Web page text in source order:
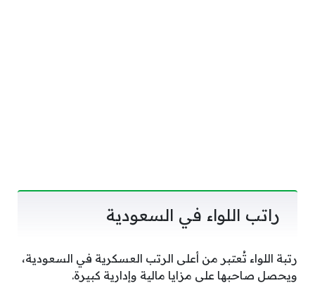
راتب اللواء في السعودية
رتبة اللواء تُعتبر من أعلى الرتب العسكرية في السعودية،
ويحصل صاحبها على مزايا مالية وإدارية كبيرة.